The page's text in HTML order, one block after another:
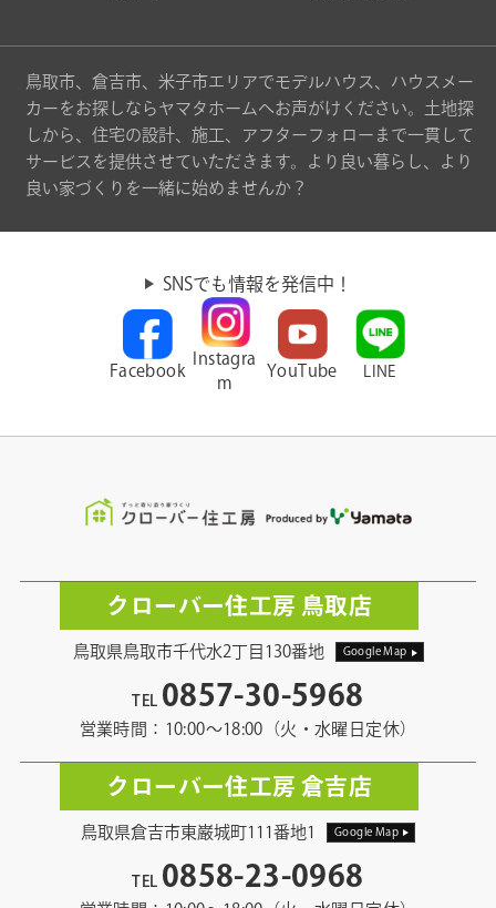
鳥取市、倉吉市、米子市エリアでモデルハウス、ハウスメー
カーをお探しならヤマタホームへお声がけください。土地探
しから、住宅の設計、施工、アフターフォローまで一貫して
サービスを提供させていただきます。より良い暮らし、より
良い家づくりを一緒に始めませんか？
SNSでも情報を発信中！
Facebook
Instagra
m
YouTube LINE
クローバー住工房 鳥取店
鳥取県鳥取市千代水2丁目130番地 Google Map
TEL 0857-30-5968
営業時間：10:00〜18:00（火・水曜日定休）
クローバー住工房 倉吉店
鳥取県倉吉市東巌城町111番地1 Google Map
TEL 0858-23-0968